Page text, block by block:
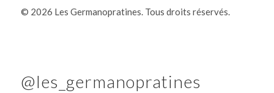
© 2026 Les Germanopratines. Tous droits réservés.
@les_germanopratines